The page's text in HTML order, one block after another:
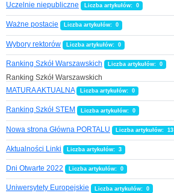
Uczelnie niepubliczne Liczba artykułów: 0
Ważne postacie Liczba artykułów: 0
Wybory rektorów Liczba artykułów: 0
Ranking Szkół Warszawskich Liczba artykułów: 0
Ranking Szkół Warszawskich
MATURA AKTUALNA
Liczba artykułów: 0
Ranking Szkół STEM Liczba artykułów: 0
Nowa strona Główna PORTALU Liczba artykułów: 13
Aktualności Linki Liczba artykułów: 3
Dni Otwarte 2022 Liczba artykułów: 0
Uniwersytety Europejskie Liczba artykułów: 0